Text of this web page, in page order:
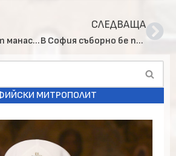
Драгалевският манастир има свой официален сайт
СЛЕДВАЩА
В София съборно бе прочетена последната част на Богородичния акатист
МИТРОПОЛИТ